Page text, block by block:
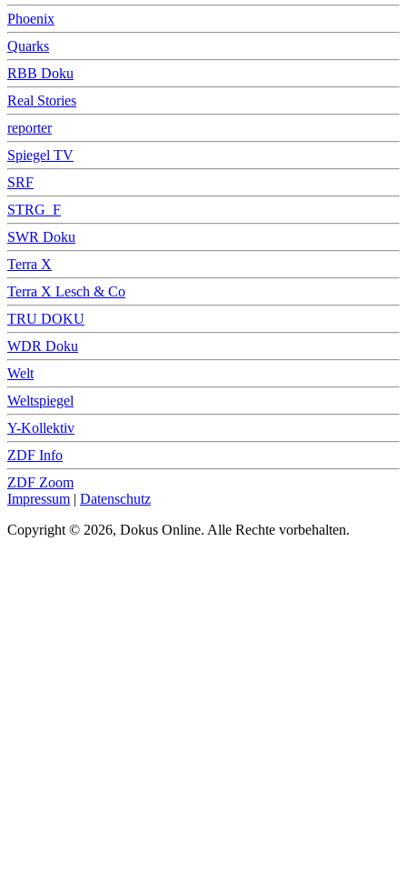
Phoenix
Quarks
RBB Doku
Real Stories
reporter
Spiegel TV
SRF
STRG_F
SWR Doku
Terra X
Terra X Lesch & Co
TRU DOKU
WDR Doku
Welt
Weltspiegel
Y-Kollektiv
ZDF Info
ZDF Zoom
Impressum | Datenschutz
Copyright © 2026, Dokus Online. Alle Rechte vorbehalten.